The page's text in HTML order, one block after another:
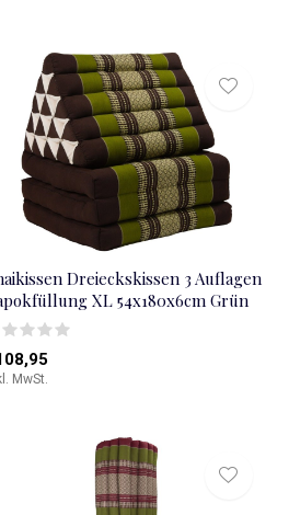
Dreieckskissen 3 Auflagen
XL 54x180x6cm Grün
MwSt.